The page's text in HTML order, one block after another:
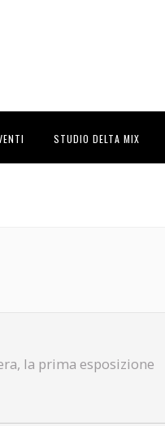
STUDIO DELTA MIX
la prima esposizione